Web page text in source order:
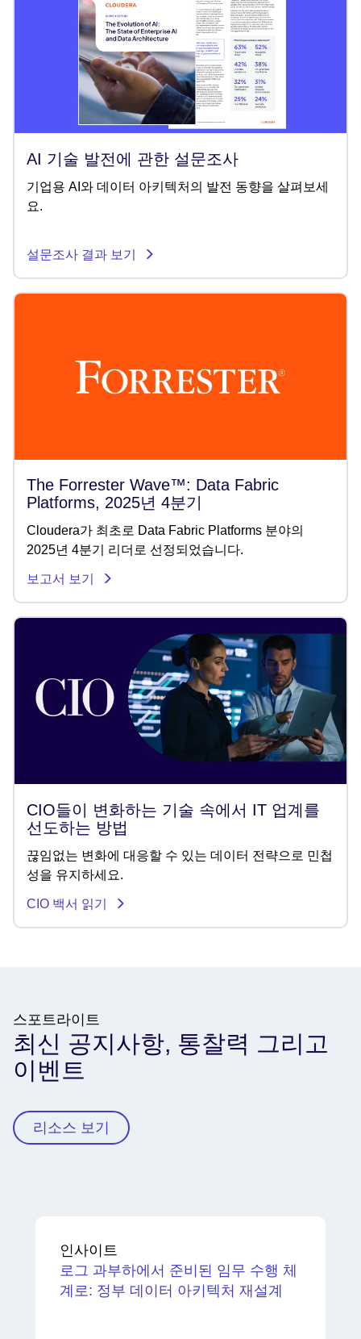
AI 기술 발전에 관한 설문조사
기업용 AI와 데이터 아키텍처의 발전 동향을 살펴보세
요.
설문조사 결과 보기
The Forrester Wave™: Data Fabric
Platforms, 2025년 4분기
Cloudera가 최초로 Data Fabric Platforms 분야의
2025년 4분기 리더로 선정되었습니다.
보고서 보기
CIO들이 변화하는 기술 속에서 IT 업계를
선도하는 방법
끊임없는 변화에 대응할 수 있는 데이터 전략으로 민첩
성을 유지하세요.
CIO 백서 읽기
스포트라이트
최신 공지사항, 통찰력 그리고
이벤트
리소스 보기
인사이트
로그 과부하에서 준비된 임무 수행 체
계로: 정부 데이터 아키텍처 재설계